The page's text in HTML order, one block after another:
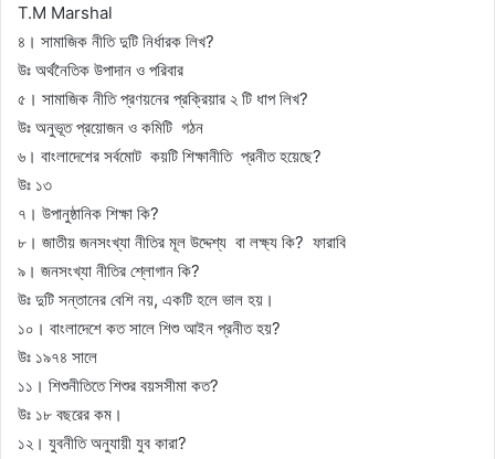
T.M Marshal
৪। সামাজিক নীতি দুটি নির্ধারক লিখ?
উঃ অর্থনৈতিক উপাদান ও পরিবার
৫। সামাজিক নীতি প্রণয়নের প্রক্রিয়ার ২ টি ধাপ লিখ?
উঃ অনুভূত প্রয়োজন ও কমিটি গঠন
৬। বাংলাদেশের সর্বমোট কয়টি শিক্ষানীতি প্রনীত হয়েছে?
উঃ ১৩
৭। উপানুষ্ঠানিক শিক্ষা কি?
৮। জাতীয় জনসংখ্যা নীতির মূল উদ্দেশ্য বা লক্ষ্য কি? ফারাবি
৯। জনসংখ্যা নীতির শ্লোগান কি?
উঃ দুটি সন্তানের বেশি নয়, একটি হলে ভাল হয়।
১০। বাংলাদেশে কত সালে শিশু আইন প্রনীত হয়?
উঃ ১৯৭৪ সালে
১১। শিশুনীতিতে শিশুর বয়সসীমা কত?
উঃ ১৮ বছরের কম।
১২। যুবনীতি অনুযায়ী যুব কারা?